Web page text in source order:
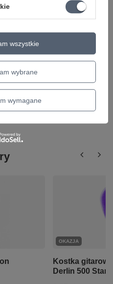
D'addario NP7W-04
obniżką:
gitarowych 5201SI
obniżką:42,08 zł
OKAZJA
Kostka
Derlin 500
wybrane
wymagane
wszystkie